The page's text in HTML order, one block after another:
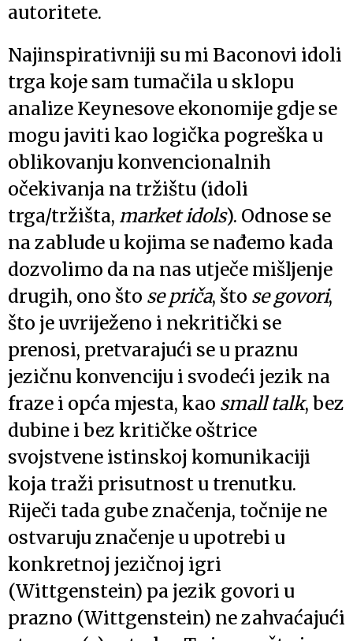
autoritete.
Najinspirativniji su mi Baconovi idoli
trga koje sam tumačila u sklopu
analize Keynesove ekonomije gdje se
mogu javiti kao logička pogreška u
oblikovanju konvencionalnih
očekivanja na tržištu (idoli
trga/tržišta, market idols). Odnose se
na zablude u kojima se nađemo kada
dozvolimo da na nas utječe mišljenje
drugih, ono što se priča, što se govori,
što je uvriježeno i nekritički se
prenosi, pretvarajući se u praznu
jezičnu konvenciju i svodeći jezik na
fraze i opća mjesta, kao small talk, bez
dubine i bez kritičke oštrice
svojstvene istinskoj komunikaciji
koja traži prisutnost u trenutku.
Riječi tada gube značenja, točnije ne
ostvaruju značenje u upotrebi u
konkretnoj jezičnoj igri
(Wittgenstein) pa jezik govori u
prazno (Wittgenstein) ne zahvaćajući